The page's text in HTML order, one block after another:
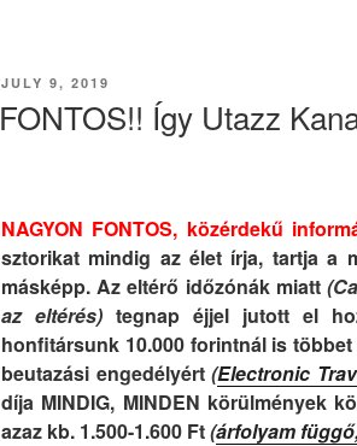
POSTED
JULY 9, 2019
FONTOS!! Így Utazz
NAGYON FONTOS, közérdekű
sztorikat mindig az élet írja, tartja a
másképp. Az eltérő időzónák miatt
az eltérés)tegnap éjjel jutott el
honfitársunk 10.000 forintnál is
beutazási engedélyért(Electronic
díja MINDIG, MINDEN körülmények
azaz kb. 1.500-1.600 Ft(árfolyam